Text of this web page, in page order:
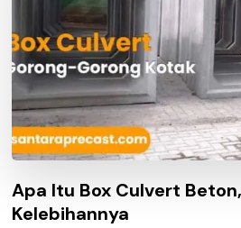
Apa Itu Box Culvert
Kelebihannya